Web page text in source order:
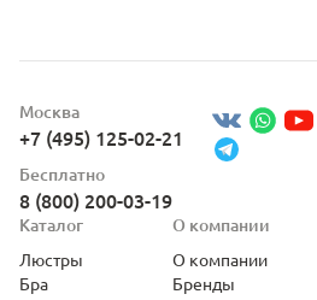
Москва
+7 (495) 125-02-21
Бесплатно
8 (800) 200-03-19
Каталог
Люстры
Бра
О компании
О компании
Бренды